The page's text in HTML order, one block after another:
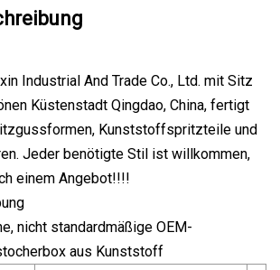
Industrial And Trade Co., Ltd. mit Sitz
Küstenstadt Qingdao, China, fertigt
Kunststoffspritzteile und
Jeder benötigte Stil ist willkommen,
einem Angebot!!!!
nicht standardmäßige OEM-
aus Kunststoff